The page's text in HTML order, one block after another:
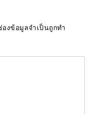
องข้อมูลจำเป็นถูกทำ